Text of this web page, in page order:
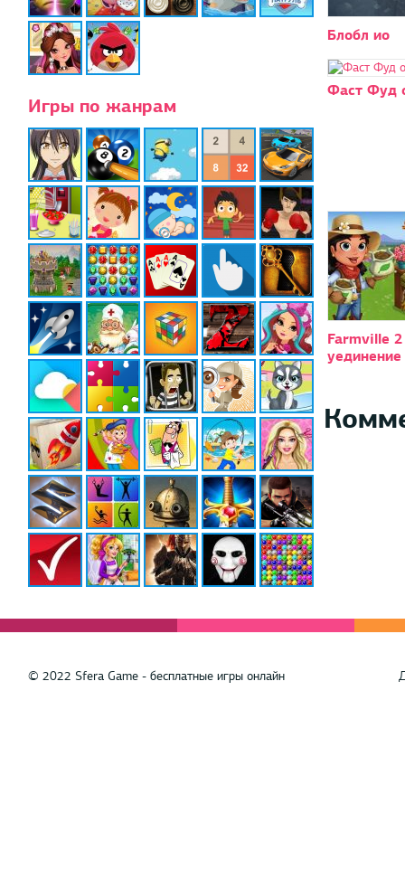
Игры по жанрам
Блобл ио
Фаст Фуд
Farmville 2
уединение
© 2022 Sfera Game - бесплатные игры онлайн